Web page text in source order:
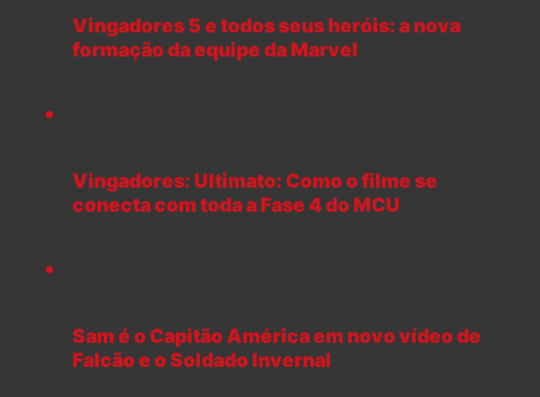
Vingadores 5 e todos seus heróis: a nova
formação da equipe da Marvel
Vingadores: Ultimato: Como o filme se
conecta com toda a Fase 4 do MCU
Sam é o Capitão América em novo vídeo de
Falcão e o Soldado Invernal